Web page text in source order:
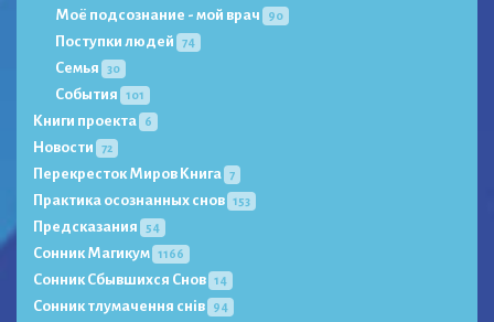
Моё подсознание - мой врач 90
Поступки людей 74
Семья 30
События 101
Книги проекта 6
Новости 72
Перекресток Миров Книга 7
Практика осознанных снов 153
Предсказания 54
Сонник Магикум 1166
Сонник Сбывшихся Снов 14
Сонник тлумачення снів 94